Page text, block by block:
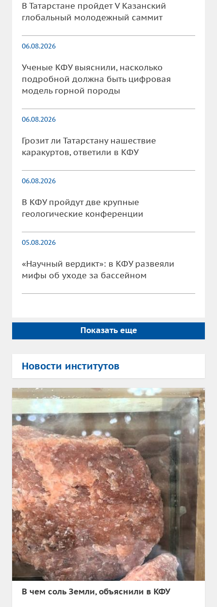
В Татарстане пройдет V Казанский
глобальный молодежный саммит
06.08.2026
Ученые КФУ выяснили, насколько
подробной должна быть цифровая
модель горной породы
06.08.2026
Грозит ли Татарстану нашествие
каракуртов, ответили в КФУ
06.08.2026
В КФУ пройдут две крупные
геологические конференции
05.08.2026
«Научный вердикт»: в КФУ развеяли
мифы об уходе за бассейном
Показать еще
Новости институтов
В чем соль Земли, объяснили в КФУ